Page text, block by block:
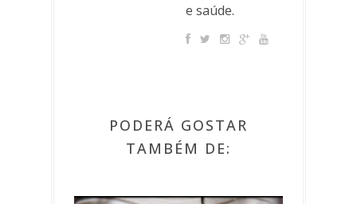
e saúde.
PODERÁ GOSTAR
TAMBÉM DE: